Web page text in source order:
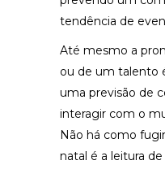
tendência de
Até mesmo a
ou de um talento
uma previsão de
interagir com o
Não há como
natal é a leitura